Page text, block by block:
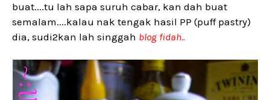
buat....tu lah sapa suruh cabar, kan dah buat
semalam....kalau nak tengak hasil PP (puff pastry)
dia, sudi2kan lah singgah blog fidah..